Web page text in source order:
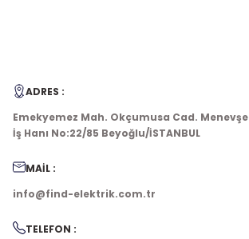
ADRES :
Emekyemez Mah. Okçumusa Cad. Menevşe
İş Hanı No:22/85 Beyoğlu/İSTANBUL
MAİL :
info@find-elektrik.com.tr
TELEFON :